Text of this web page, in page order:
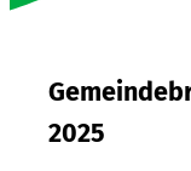
2025